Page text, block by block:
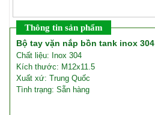
Thông tin sản phẩm
Bộ tay vặn nắp bồn tank inox 304
Chất liệu: Inox 304
Kích thước: M12x11.5
Xuất xứ: Trung Quốc
Tình trạng: Sẵn hàng